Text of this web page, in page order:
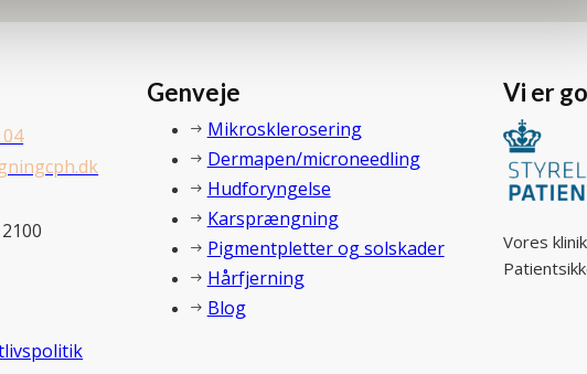
Genveje
Mikrosklerosering
Dermapen/­microneedling
Hudforyngelse
Karsprængning
Pigmentpletter og solskader
Hårfjerning
Blog
Vi er
Vores